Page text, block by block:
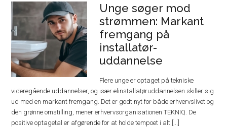
Unge søger mod
strømmen: Markant
fremgang på
installatør-
uddannelse
Flere unge er optaget på tekniske
videregående uddannelser, og især elinstallatøruddannelsen skiller sig
ud med en markant fremgang. Det er godt nyt for både erhvervslivet og
den grønne omstilling, mener erhvervsorganisationen TEKNIQ. De
positive optagetal er afgørende for at holde tempoet i alt [...]